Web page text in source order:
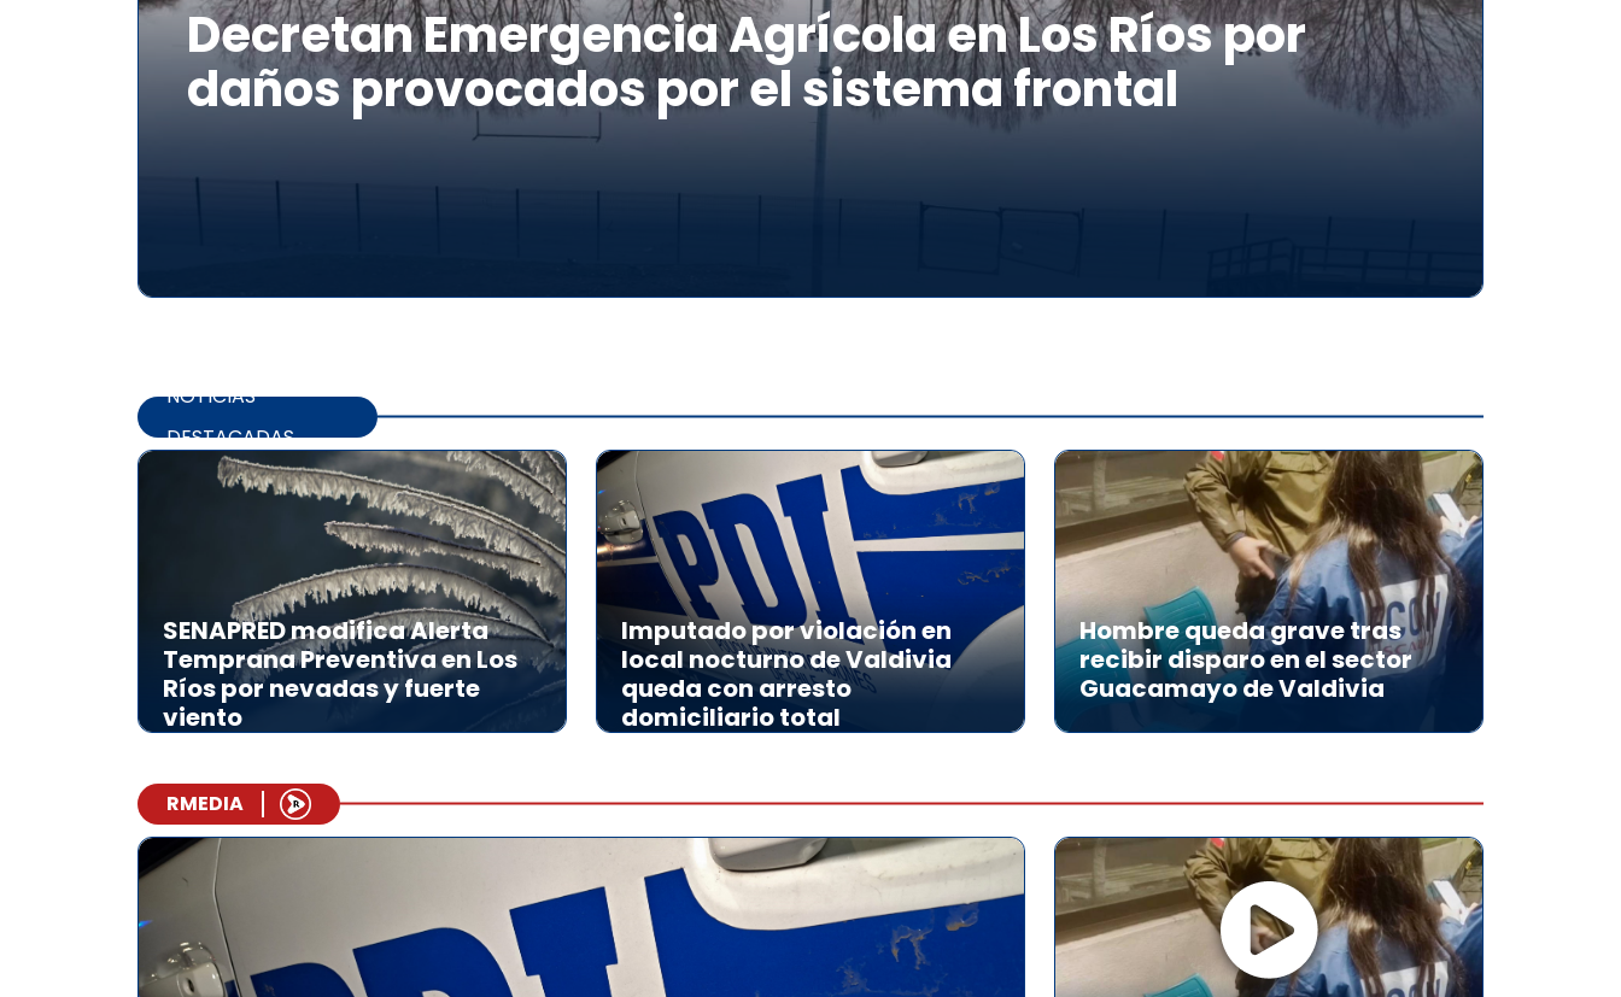
Decretan Emergencia Agrícola en Los Ríos por
daños provocados por el sistema frontal
NOTICIAS
DESTACADAS
SENAPRED modifica Alerta
Temprana Preventiva en Los
Ríos por nevadas y fuerte
viento
Imputado por violación en
local nocturno de Valdivia
queda con arresto
domiciliario total
Hombre queda grave tras
recibir disparo en el sector
Guacamayo de Valdivia
RMEDIA